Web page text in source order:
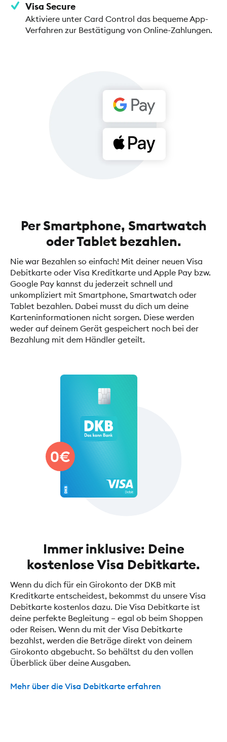
Visa Secure
Aktiviere unter Card Control das bequeme App-
Verfahren zur Bestätigung von Online-Zahlungen.
Per Smartphone, Smartwatch
oder Tablet bezahlen.
Nie war Bezahlen so einfach! Mit deiner neuen Visa
Debitkarte oder Visa Kreditkarte und Apple Pay bzw.
Google Pay kannst du jederzeit schnell und
unkompliziert mit Smartphone, Smartwatch oder
Tablet bezahlen. Dabei musst du dich um deine
Karteninformationen nicht sorgen. Diese werden
weder auf deinem Gerät gespeichert noch bei der
Bezahlung mit dem Händler geteilt.
Immer inklusive: Deine
kostenlose Visa Debitkarte.
Wenn du dich für ein Girokonto der DKB mit
Kreditkarte entscheidest, bekommst du unsere Visa
Debitkarte kostenlos dazu. Die Visa Debitkarte ist
deine perfekte Begleitung – egal ob beim Shoppen
oder Reisen. Wenn du mit der Visa Debitkarte
bezahlst, werden die Beträge direkt von deinem
Girokonto abgebucht. So behältst du den vollen
Überblick über deine Ausgaben.
Mehr über die Visa Debitkarte erfahren